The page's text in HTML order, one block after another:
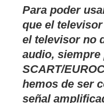
selectores de
modelo de
plataformas
existen esos
Publicamos
(TSR)
monitor de
Para poder
que el
el televisor no
audio,
SCART/
hemos de ser
señal